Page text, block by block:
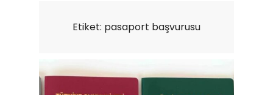
Etiket: pasaport başvurusu